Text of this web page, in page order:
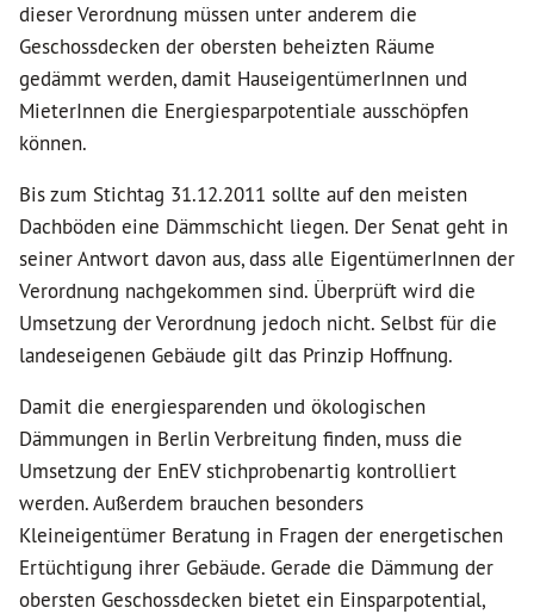
dieser Verordnung müssen unter anderem die
Geschossdecken der obersten beheizten Räume
gedämmt werden, damit HauseigentümerInnen und
MieterInnen die Energiesparpotentiale ausschöpfen
können.
Bis zum Stichtag 31.12.2011 sollte auf den meisten
Dachböden eine Dämmschicht liegen. Der Senat geht in
seiner Antwort davon aus, dass alle EigentümerInnen der
Verordnung nachgekommen sind. Überprüft wird die
Umsetzung der Verordnung jedoch nicht. Selbst für die
landeseigenen Gebäude gilt das Prinzip Hoffnung.
Damit die energiesparenden und ökologischen
Dämmungen in Berlin Verbreitung finden, muss die
Umsetzung der EnEV stichprobenartig kontrolliert
werden. Außerdem brauchen besonders
Kleineigentümer Beratung in Fragen der energetischen
Ertüchtigung ihrer Gebäude. Gerade die Dämmung der
obersten Geschossdecken bietet ein Einsparpotential,